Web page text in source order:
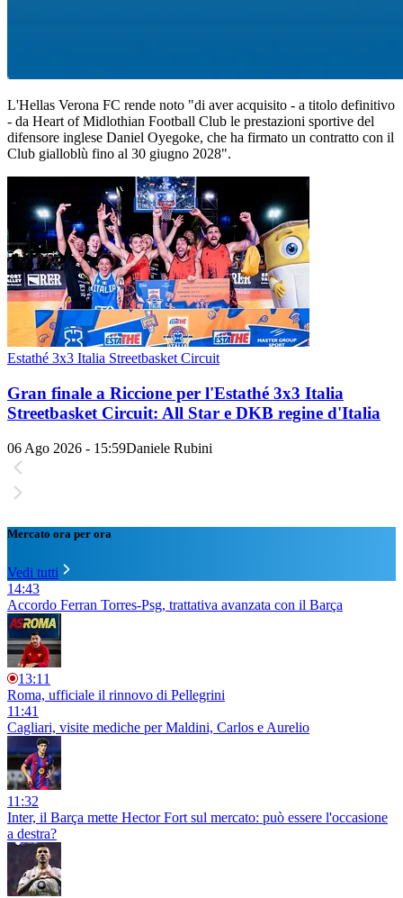
L'Hellas Verona FC rende noto "di aver acquisito - a titolo definitivo
- da Heart of Midlothian Football Club le prestazioni sportive del
difensore inglese Daniel Oyegoke, che ha firmato un contratto con il
Club gialloblù fino al 30 giugno 2028".
Estathé 3x3 Italia Streetbasket Circuit
Gran finale a Riccione per l'Estathé 3x3 Italia
Streetbasket Circuit: All Star e DKB regine d'Italia
06 Ago 2026 - 15:59Daniele Rubini
Mercato ora per ora
Vedi tutti
14:43
Accordo Ferran Torres-Psg, trattativa avanzata con il Barça
13:11
Roma, ufficiale il rinnovo di Pellegrini
11:41
Cagliari, visite mediche per Maldini, Carlos e Aurelio
11:32
Inter, il Barça mette Hector Fort sul mercato: può essere l'occasione
a destra?